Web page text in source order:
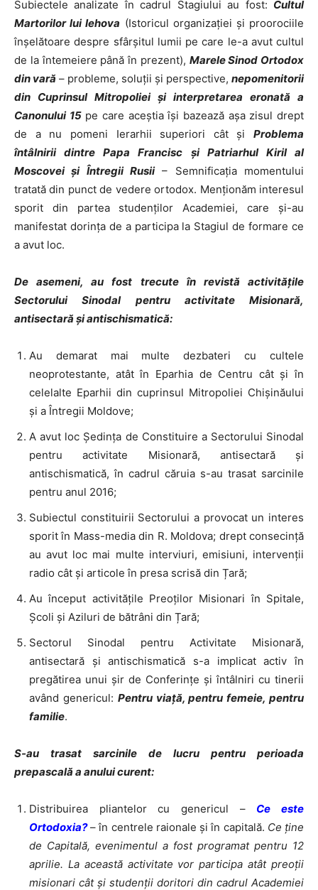
Subiectele analizate în cadrul Stagiului au fost: Cultul
Martorilor lui Iehova (Istoricul organizației și proorociile
înșelătoare despre sfârșitul lumii pe care le-a avut cultul
de la întemeiere până în prezent), Marele Sinod Ortodox
din vară – probleme, soluții și perspective, nepomenitorii
din Cuprinsul Mitropoliei și interpretarea eronată a
Canonului 15pe care aceștia își bazează așa zisul drept
de a nu pomeni Ierarhii superiori cât și Problema
întâlnirii dintre Papa Francisc și Patriarhul Kiril al
Moscovei și Întregii Rusii– Semnificația momentului
tratată din punct de vedere ortodox. Menționăm interesul
sporit din partea studenților Academiei, care și-au
manifestat dorința de a participa la Stagiul de formare ce
a avut loc.
De asemeni, au fost trecute în revistă activitățile
Sectorului Sinodal pentru activitate Misionară,
antisectară și antischismatică:
Au demarat mai multe dezbateri cu cultele
neoprotestante, atât în Eparhia de Centru cât și în
celelalte Eparhii din cuprinsul Mitropoliei Chișinăului
și a Întregii Moldove;
A avut loc Ședința de Constituire a Sectorului Sinodal
pentru activitate Misionară, antisectară și
antischismatică, în cadrul căruia s-au trasat sarcinile
pentru anul 2016;
Subiectul constituirii Sectorului a provocat un interes
sporit în Mass-media din R. Moldova; drept consecință
au avut loc mai multe interviuri, emisiuni, intervenții
radio cât și articole în presa scrisă din Țară;
Au început activitățile Preoților Misionari în Spitale,
Școli și Aziluri de bătrâni din Țară;
Sectorul Sinodal pentru Activitate Misionară,
antisectară și antischismatică s-a implicat activ în
pregătirea unui șir de Conferințe și întâlniri cu tinerii
având genericul: Pentru viață, pentru femeie, pentru
familie.
S-au trasat sarcinile de lucru pentru perioada
prepascală a anului curent:
Distribuirea pliantelor cu genericul – Ce este
Ortodoxia?– în centrele raionale și în capitală. Ce ține
de Capitală, evenimentul a fost programat pentru 12
aprilie. La această activitate vor participa atât preoții
misionari cât și studenții doritori din cadrul Academiei